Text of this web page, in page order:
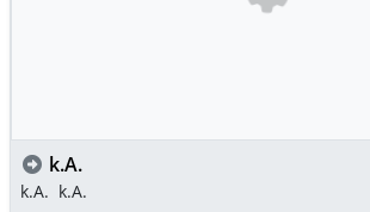
k.A.
k.A. k.A.